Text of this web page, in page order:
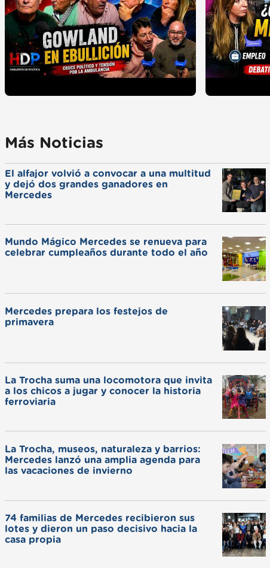
Más Noticias
El alfajor volvió a convocar a una multitud
y dejó dos grandes ganadores en
Mercedes
Mundo Mágico Mercedes se renueva para
celebrar cumpleaños durante todo el año
Mercedes prepara los festejos de
primavera
La Trocha suma una locomotora que invita
a los chicos a jugar y conocer la historia
ferroviaria
La Trocha, museos, naturaleza y barrios:
Mercedes lanzó una amplia agenda para
las vacaciones de invierno
74 familias de Mercedes recibieron sus
lotes y dieron un paso decisivo hacia la
casa propia